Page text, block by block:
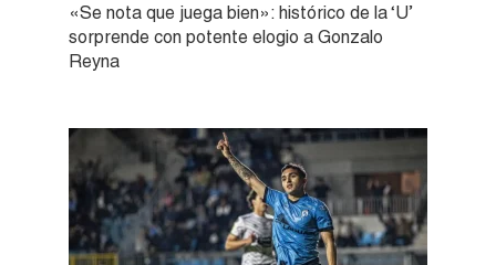
«Se nota que juega bien»: histórico de la ‘U’
sorprende con potente elogio a Gonzalo
Reyna